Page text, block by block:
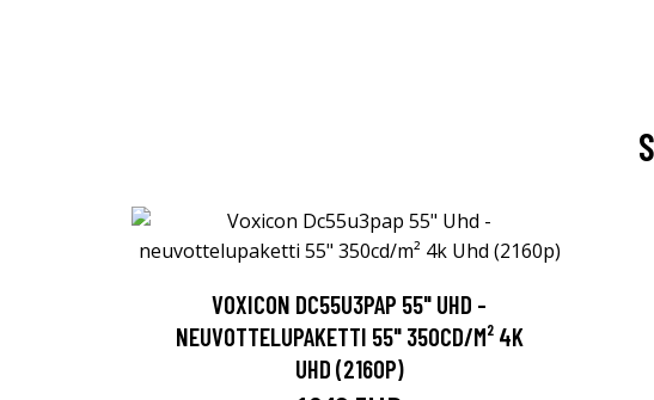
VOXICON DC55U3PAP 55" UHD -
NEUVOTTELUPAKETTI 55" 350CD/M² 4K
UHD (2160P)